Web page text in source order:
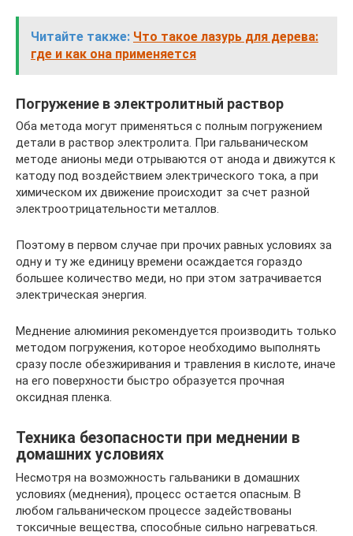
Читайте также: Что такое лазурь для дерева:
где и как она применяется
Погружение в электролитный раствор
Оба метода могут применяться с полным погружением
детали в раствор электролита. При гальваническом
методе анионы меди отрываются от анода и движутся к
катоду под воздействием электрического тока, а при
химическом их движение происходит за счет разной
электроотрицательности металлов.
Поэтому в первом случае при прочих равных условиях за
одну и ту же единицу времени осаждается гораздо
большее количество меди, но при этом затрачивается
электрическая энергия.
Меднение алюминия рекомендуется производить только
методом погружения, которое необходимо выполнять
сразу после обезжиривания и травления в кислоте, иначе
на его поверхности быстро образуется прочная
оксидная пленка.
Техника безопасности при меднении в
домашних условиях
Несмотря на возможность гальваники в домашних
условиях (меднения), процесс остается опасным. В
любом гальваническом процессе задействованы
токсичные вещества, способные сильно нагреваться.